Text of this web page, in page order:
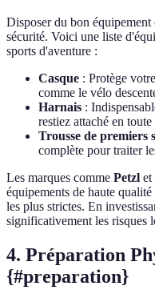
Disposer du bon
sécurité. Voici une liste
sports d'aventure :
Casque : Protège
comme le vélo
Harnais :
restiez attaché en toute
Trousse de premiers
complète pour traiter
Les marques comme Petzl et
équipements de haute
les plus strictes. En
significativement les risques
4. Préparation
{#preparation}